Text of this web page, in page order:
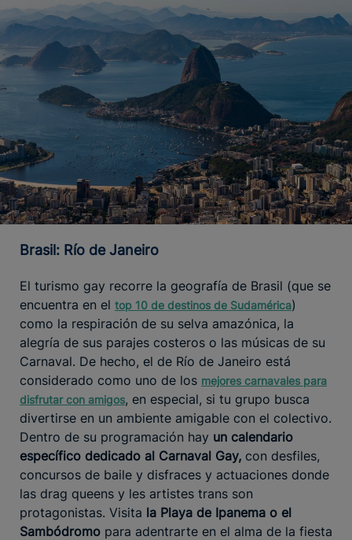
Brasil: Río de Janeiro
El turismo gay recorre la geografía de Brasil (que se
encuentra en el top 10 de destinos de Sudamérica)
como la respiración de su selva amazónica, la
alegría de sus parajes costeros o las músicas de su
Carnaval. De hecho, el de Río de Janeiro está
considerado como uno de los mejores carnavales para
disfrutar con amigos, en especial, si tu grupo busca
divertirse en un ambiente amigable con el colectivo.
Dentro de su programación hay un calendario
específico dedicado al Carnaval Gay, con desfiles,
concursos de baile y disfraces y actuaciones donde
las drag queens y les artistes trans son
protagonistas. Visita la Playa de Ipanema o el
Sambódromo para adentrarte en el alma de la fiesta